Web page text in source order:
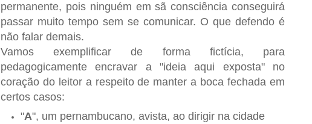
permanente, pois ninguém em sã consciência conseguirá
passar muito tempo sem se comunicar. O que defendo é
não falar demais.
Vamos exemplificar de forma fictícia, para
pedagogicamente encravar a "ideia aqui exposta" no
coração do leitor a respeito de manter a boca fechada em
certos casos:
"A", um pernambucano, avista, ao dirigir na cidade